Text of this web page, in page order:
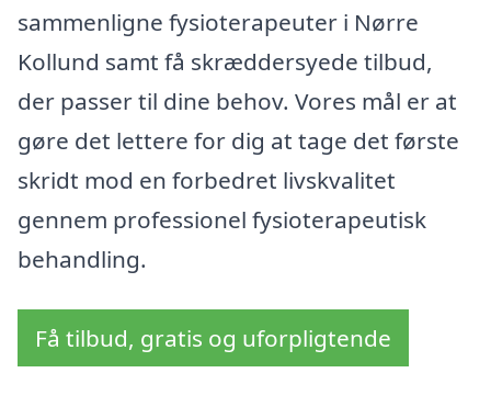
sammenligne fysioterapeuter i Nørre
Kollund samt få skræddersyede tilbud,
der passer til dine behov. Vores mål er at
gøre det lettere for dig at tage det første
skridt mod en forbedret livskvalitet
gennem professionel fysioterapeutisk
behandling.
Få tilbud, gratis og uforpligtende